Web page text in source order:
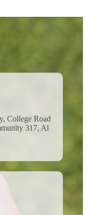
College Road
317, Al